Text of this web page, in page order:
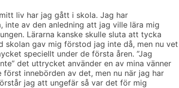
liv har jag gått i skola. Jag har
inte av den anledning att jag ville lära mig
Lärarna kanske skulle sluta att tycka
skolan gav mig förstod jag inte då, men nu vet
speciellt under de första åren. ”Jag
det uttrycket använder en av mina vänner
innebörden av det, men nu när jag har
jag att ungefär så var det för mig